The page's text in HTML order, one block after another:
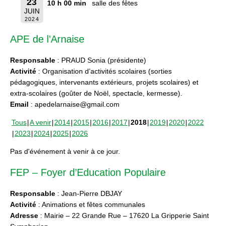
JUIN
2024
10 h 00 min salle des fêtes
APE de l’Arnaise
Responsable : PRAUD Sonia (présidente)
Activité : Organisation d’activités scolaires (sorties
pédagogiques, intervenants extérieurs, projets scolaires) et
extra-scolaires (goûter de Noël, spectacle, kermesse).
Email : apedelarnaise@gmail.com
Tous A venir 2014 2015 2016 2017 2018 2019 2020 2022
2023 2024 2025 2026
Pas d'événement à venir à ce jour.
FEP – Foyer d’Education Populaire
Responsable : Jean-Pierre DBJAY
Activité : Animations et fêtes communales
Adresse : Mairie – 22 Grande Rue – 17620 La Gripperie Saint